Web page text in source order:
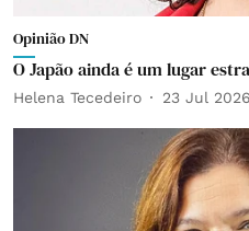
Opinião DN
O Japão ainda é um lugar
Helena Tecedeiro 23 Jul 2026